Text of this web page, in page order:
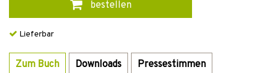
bestellen
Lieferbar
Zum Buch Downloads Pressestimmen